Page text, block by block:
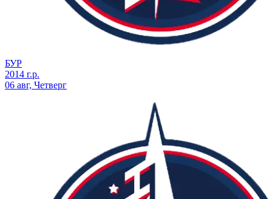
БУР
2014 г.р.
06 авг, Четверг